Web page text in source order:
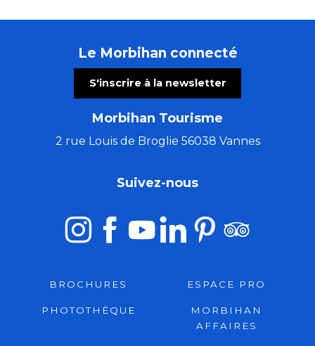
Le Morbihan connecté
S'inscrire à la newsletter
Morbihan Tourisme
2 rue Louis de Broglie 56038 Vannes
Suivez-nous
BROCHURES ESPACE PRO
PHOTOTHÈQUE
MORBIHAN
AFFAIRES